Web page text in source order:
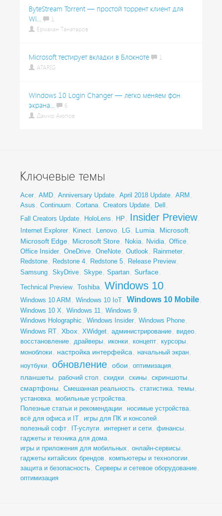
ByteStream Torrent — простой торрент клиент для
Wi...
1
Ермахан Танатаров
Microsoft тестирует вкладки в Блокноте
1
ATARIG
Windows 10 Login Changer — легко меняем фон
экрана...
6
Дамир Аюпов
Ключевые темы
Acer, AMD, Anniversary Update, April 2018 Update, ARM ,
Asus , Continuum , Cortana, Creators Update, Dell ,
Fall Creators Update, HoloLens , HP , Insider Preview,
Internet Explorer, Kinect, Lenovo, LG, Lumia, Microsoft,
Microsoft Edge, Microsoft Store, Nokia, Nvidia, Office,
Office Insider, OneDrive, OneNote, Outlook, Rainmeter,
Redstone, Redstone 4, Redstone 5, Release Preview,
Samsung, SkyDrive, Skype, Spartan, Surface,
Technical Preview, Toshiba, Windows 10,
Windows 10 ARM , Windows 10 IoT, Windows 10 Mobile,
Windows 10 X, Windows 11, Windows 9,
Windows Holographic , Windows Insider, Windows Phone,
Windows RT, Xbox, XWidget, администрирование, видео,
восстановление, драйверы, иконки, концепт, курсоры,
моноблоки, настройка интерфейса, начальный экран,
ноутбуки, обновление, обои , оптимизация,
планшеты , рабочий стол , скидки, скины, скриншоты ,
смартфоны , Смешанная реальность, статистика, темы ,
установка, мобильные устройства,
Полезные статьи и рекомендации, носимые устройства,
всё для офиса и IT, игры для ПК и консолей,
полезный софт, IT-услуги, интернет и сети, финансы,
гаджеты и техника для дома,
игры и приложения для мобильных , онлайн-сервисы,
гаджеты китайских брендов, компьютеры и технологии,
защита и безопасность, Серверы и сетевое оборудование,
оптимизация